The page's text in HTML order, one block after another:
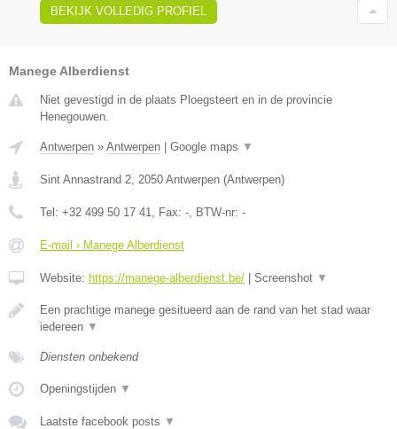
BEKIJK VOLLEDIG PROFIEL
Manege Alberdienst
Niet gevestigd in de plaats Ploegsteert en in de provincie
Henegouwen.
Antwerpen » Antwerpen Google maps ▼
Sint Annastrand 2, 2050 Antwerpen (Antwerpen)
Tel: +32 499 50 17 41, Fax: -, BTW-nr: -
E-mail › Manege Alberdienst
Website: https://manege-alberdienst.be/ Screenshot ▼
Een prachtige manege gesitueerd aan de rand van het stad waar
iedereen ▼
Diensten onbekend
Openingstijden ▼
Laatste facebook posts ▼